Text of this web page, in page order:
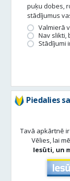
puķu dobes,
stādījumus
Valmierā
Nav slikti,
Stādījumi
Piedalies
Tavā apkārtnē
Vēlies, lai
Iesūti, un